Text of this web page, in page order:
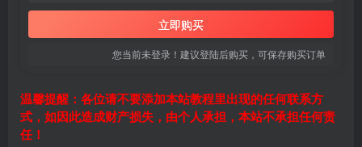
立即购买
您当前未登录！建议登陆后购买，可保存购买订单
温馨提醒：各位请不要添加本站教程里出现的任何联系方
式，如因此造成财产损失，由个人承担，本站不承担任何责
任！